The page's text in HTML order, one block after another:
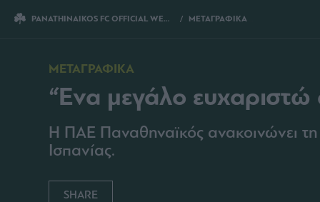
PANATHINAIKOS FC OFFICIAL WEBSITE ΜΕΤΑΓΡΑΦΙΚΑ
ΜΕΤΑΓΡΑΦΙΚΑ
“Ένα μεγάλο
Η ΠΑΕ Παναθηναϊκός ανακοινώνει
Ισπανίας.
SHARE